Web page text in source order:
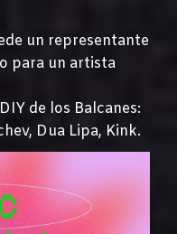
un representante
para un artista
de los Balcanes:
Dua Lipa, Kink.